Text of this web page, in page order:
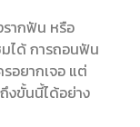
ากฟัน หรือ
มได้ การถอนฟัน
อยากเจอ แต่
งขั้นนี้ได้อย่าง